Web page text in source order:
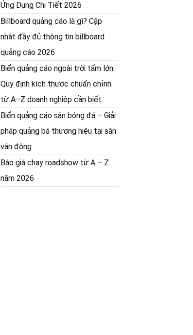
Ứng Dụng Chi Tiết 2026
Billboard quảng cáo là gì? Cập
nhật đầy đủ thông tin billboard
quảng cáo 2026
Biển quảng cáo ngoài trời tấm lớn:
Quy định kích thước chuẩn chỉnh
từ A–Z doanh nghiệp cần biết
Biển quảng cáo sân bóng đá – Giải
pháp quảng bá thương hiệu tại sân
vận động
Báo giá chạy roadshow từ A – Z
năm 2026